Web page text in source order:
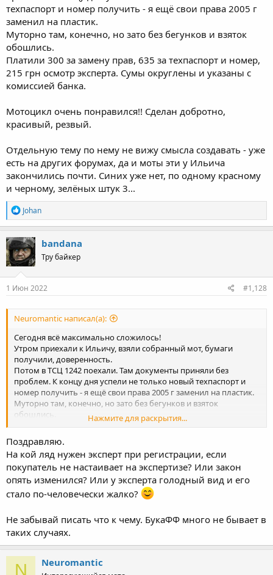
техпаспорт и номер получить - я ещё свои права 2005 г
заменил на пластик.
Муторно там, конечно, но зато без бегунков и взяток
обошлись.
Платили 300 за замену прав, 635 за техпаспорт и номер,
215 грн осмотр эксперта. Сумы округлены и указаны с
комиссией банка.
Мотоцикл очень понравился!! Сделан добротно,
красивый, резвый.
Отдельную тему по нему не вижу смысла создавать - уже
есть на других форумах, да и моты эти у Ильича
закончились почти. Синих уже нет, по одному красному
и черному, зелёных штук 3...
R
e
a
c
t
i
o
n
s
Johan
bandana
Тру байкер
1 Июн 2022 #1,128
Neuromantic написал(а):
Сегодня всё максимально сложилось!
Утром приехали к Ильичу, взяли собранный мот, бумаги
получили, доверенность.
Потом в ТСЦ 1242 поехали. Там документы приняли без
проблем. К концу дня успели не только новый техпаспорт и
номер получить - я ещё свои права 2005 г заменил на пластик.
Муторно там, конечно, но зато без бегунков и взяток
обошлись.
Платили 300 за замену прав, 635 за техпаспорт и номер, 215 грн
банка.
Мотоцикл очень понравился!! Сделан добротно, красивый,
резвый.
Отдельную тему по нему не вижу смысла создавать - уже есть
на других форумах, да и моты эти у Ильича закончились почти.
Синих уже нет, по одному красному и черному, зелёных штук
3...
Нажмите для раскрытия...
Поздравляю.
На кой ляд нужен эксперт при регистрации, если
покупатель не настаивает на экспертизе? Или закон
опять изменился? Или у эксперта голодный вид и его
стало по-человечески жалко?
Не забывай писать что к чему. БукаФФ много не бывает в
таких случаях.
N Neuromantic